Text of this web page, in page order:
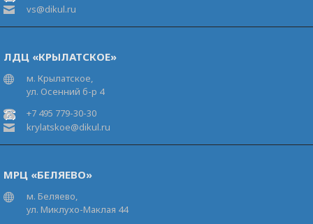
vs@dikul.ru
ЛДЦ «КРЫЛАТСКОЕ»
м. Крылатское,
ул. Осенний б-р 4
+7 495 779-30-30
krylatskoe@dikul.ru
МРЦ «БЕЛЯЕВО»
м. Беляево,
ул. Миклухо-Маклая 44